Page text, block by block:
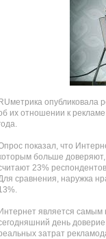
RUметрика опубликовала
их отношении к
показал, что
больше
23%
сравнения, наружка
Интернет является
день
затрат